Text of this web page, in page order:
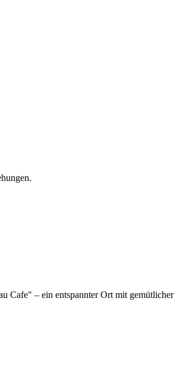
Cafe" – ein entspannter Ort mit gemütlicher